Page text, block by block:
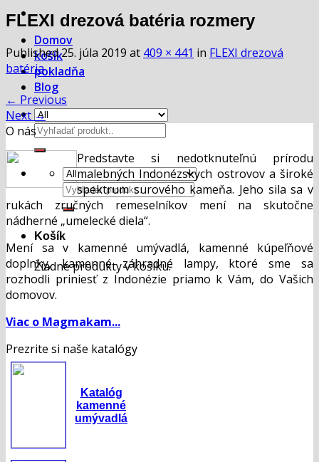
Domov
košík
pokladňa
Blog
Hľadať:
Hľadať:
Košík
Žiadne produkty v košíku.
FLEXI drezová batéria rozmery
Published25. júla 2019 at 409 × 441 in FLEXI drezová
batéria
← Previous
Next →
O nás
Predstavte si nedotknuteľnú prírodu
malebných Indonézskych ostrovov a široké
spektrum surového kameňa. Jeho sila sa v
rukách zručných remeselníkov mení na skutočne
nádherné „umelecké diela“.
Mení sa v kamenné umývadlá, kamenné kúpeľňové
doplnky, kamenné záhradné lampy, ktoré sme sa
rozhodli priniesť z Indonézie priamo k Vám, do Vašich
domovov.
Viac o Magmakam...
Prezrite si naše katalógy
Katalóg
kamenné
umývadlá